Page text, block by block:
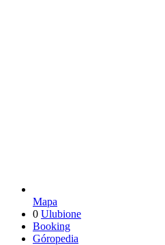
Mapa
0 Ulubione
Booking
Góropedia